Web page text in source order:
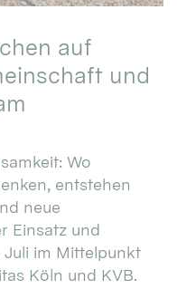
auf
und
Wo
entstehen
neue
Einsatz und
Juli im Mittelpunkt
Köln und KVB.